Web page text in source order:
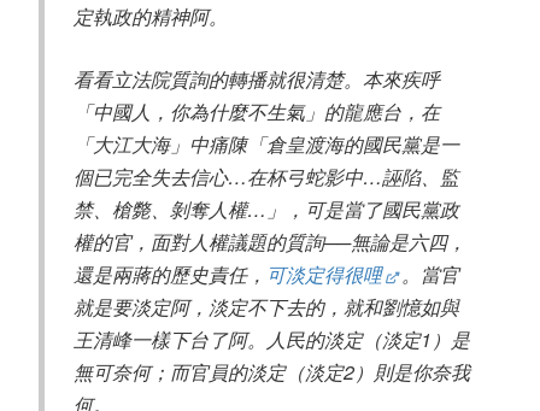
定執政的精神阿。
看看立法院質詢的轉播就很清楚。本來疾呼
「中國人，你為什麼不生氣」的龍應台，在
「大江大海」中痛陳「倉皇渡海的國民黨是一
個已完全失去信心…在杯弓蛇影中…誣陷、監
禁、槍斃、剝奪人權…」，可是當了國民黨政
權的官，面對人權議題的質詢──無論是六四，
還是兩蔣的歷史責任， 可淡定得很哩
。當官
就是要淡定阿，淡定不下去的，就和劉憶如與
王清峰一樣下台了阿。人民的淡定（淡定1）是
無可奈何；而官員的淡定（淡定2）則是你奈我
何。